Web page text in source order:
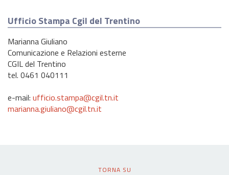
Ufficio Stampa Cgil del Trentino
Marianna Giuliano
Comunicazione e Relazioni esterne
CGIL del Trentino
tel. 0461 040111
e-mail: ufficio.stampa@cgil.tn.it
marianna.giuliano@cgil.tn.it
TORNA SU